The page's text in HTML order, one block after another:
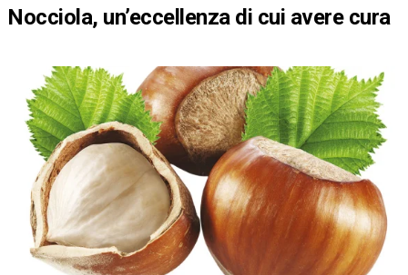
Nocciola, un’eccellenza di cui avere cura